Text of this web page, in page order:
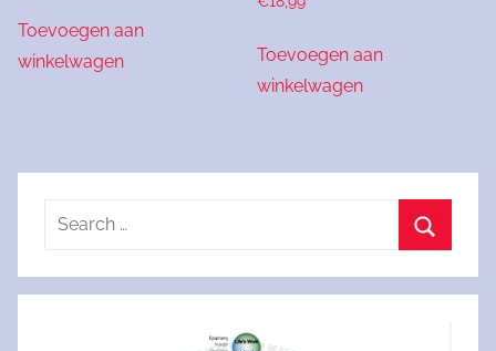
Toevoegen aan
winkelwagen
Toevoegen aan
winkelwagen
Search